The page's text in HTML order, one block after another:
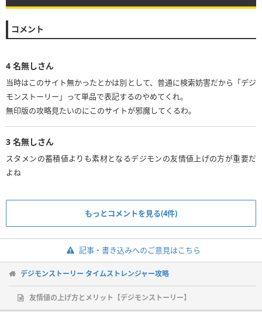
コメント
4 名無しさん
当時はこのサイト無かったとかは別として、普通に検索妨害だから「デジ
モンストーリー」って単品で表記するのやめてくれ。
無印版の攻略見たいのにこのサイトが邪魔してくるわ。
3 名無しさん
スタメンの蓄積値よりも素材となるデジモンの友情値上げの方が重要だ
よね
もっとコメントを見る(4件)
記事・書き込みへのご意見はこちら
デジモンストーリー タイムストレンジャー攻略
友情値の上げ方とメリット【デジモンストーリー】